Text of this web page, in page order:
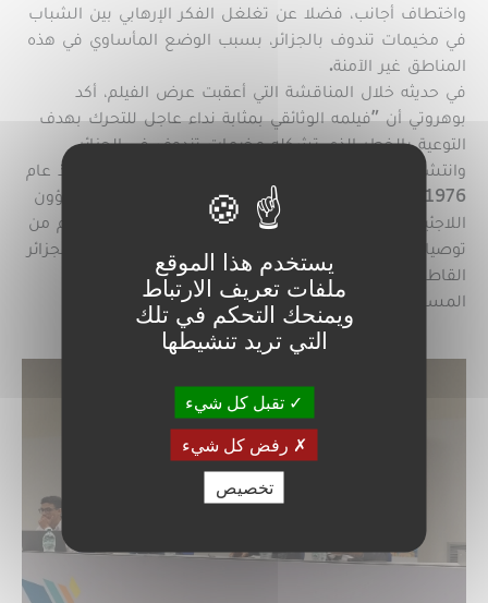
واختطاف أجانب، فضلا عن تغلغل الفكر الإرهابي بين الشباب
في مخيمات تندوف بالجزائر، بسبب الوضع المأساوي في هذه
المناطق غير الآمنة.
في حديثه خلال المناقشة التي أعقبت عرض الفيلم، أكد
بوهروتي أن "فيلمه الوثائقي بمثابة نداء عاجل للتحرك بهدف
التوعية بالخطر الذي تشكله مخيمات تندوف في الجزائر
وانتشار الجماعات الإرهابية والإجرامية". وأشار إلى أنه منذ عام
1976، "لم تتمكن المفوضية السامية للأمم المتحدة لشؤون
اللاجئين من تحديد هوية سكان هذه المخيمات، على الرغم من
توصيات الأمم المتحدة ذات الصلة". وبذلك، فإن رفض الجزائر
القاطع السماح بهذه العملية يشجع أيضا على سرقة
المساعدات الإنسانية الدولية".
يستخدم هذا الموقع
ملفات تعريف الارتباط
ويمنحك التحكم في تلك
التي تريد تنشيطها
تقبل كل شيء
رفض كل شيء
تخصيص